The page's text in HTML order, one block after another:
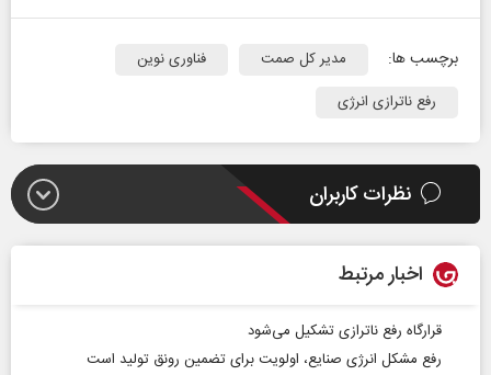
برچسب ها: مدیر کل صمت
فناوری نوین
رفع ناترازی انرژی
نظرات کاربران
اخبار مرتبط
قرارگاه رفع ناترازی تشکیل می‌شود
رفع مشکل انرژی صنایع، اولویت برای تضمین رونق تولید است